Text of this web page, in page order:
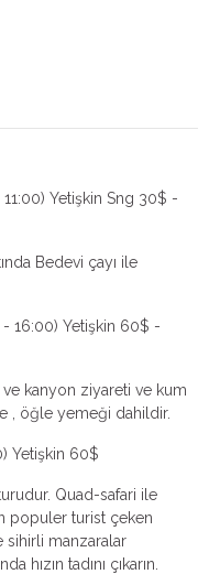
Yetişkin Sng 30$ -
Bedevi çayı ile
16:00) Yetişkin 60$ -
kanyon ziyareti ve kum
, öğle yemeği dahildir.
Yetişkin 60$
Quad-safari ile
populer turist çeken
sihirli manzaralar
hızın tadını çıkarın.